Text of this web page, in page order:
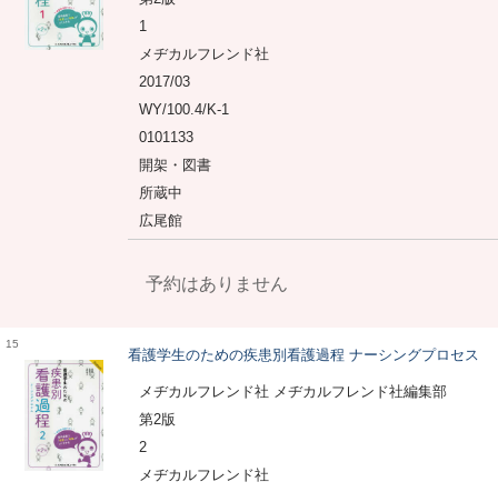
1
メヂカルフレンド社
2017/03
WY/100.4/K-1
0101133
開架・図書
所蔵中
広尾館
予約はありません
15
看護学生のための疾患別看護過程 ナーシングプロセス
メヂカルフレンド社 メヂカルフレンド社編集部
第2版
2
メヂカルフレンド社